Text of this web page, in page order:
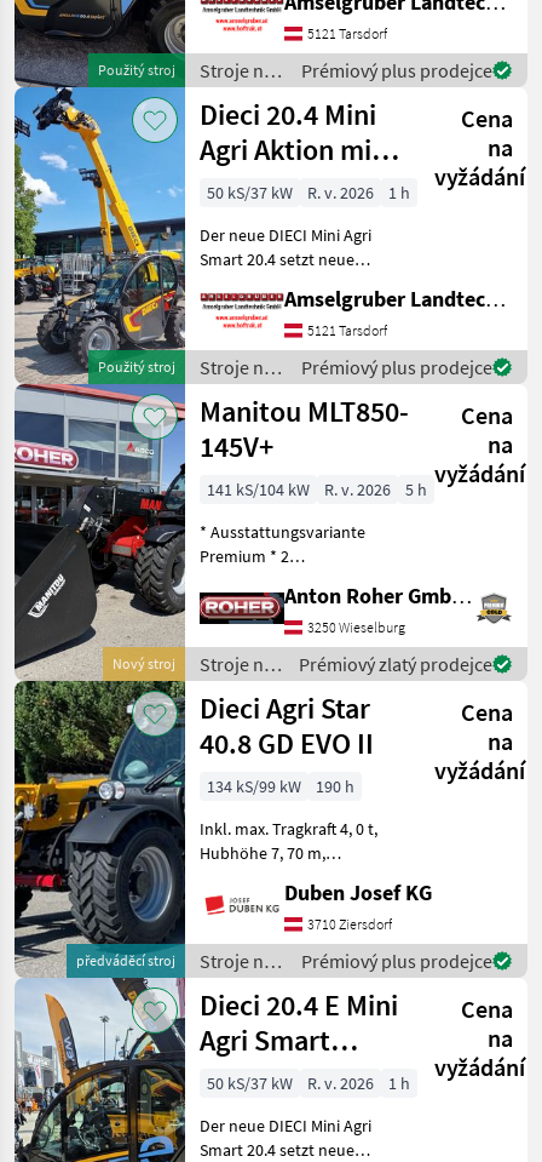
Použitý stroj
Teleskopladermarkt. 100 %
Elektro! -Größte Kabine
(Baugleich vom Modell 26.6
Mini Agri) -Echt
5121 Tarsdorf
Stroje na
stavbu /
Dieci
Prémiový plus prodejce
Použitý stroj
Dieci 20.4 Mini
Agri Aktion mit
Österreichpaket
Cena
na
vyžádání
50 kS/37 kW R. v. 2026
1 h
Der neue DIECI Mini Agri
Smart 20.4 setzt neue
Teleskopladermarkt. Stufe
5 Motor - -Größte Kabine
(Baugleich vom Modell 26.6
Mini Agri) -50
Amselgruber Landtechnik GmbH
5121 Tarsdorf
Stroje na
stavbu /
Dieci
Prémiový plus prodejce
Nový stroj
Manitou MLT850-
145V+
Cena
na
vyžádání
141 kS/104 kW R. v. 2026
5 h
* Ausstattungsvariante
Premium * 2
Schnellwechsler * hydr.
Geräteverriegelung * LED
Arbeitsscheinwerfer *
Klimaanlage mit Heizung *
Luftgefe
Anton Roher GmbH (ACA Center Roher)
3250 Wieselburg
Stroje na
stavbu /
Manitou
Prémiový zlatý prodejce
předváděcí stroj
Dieci Agri Star
40.8 GD EVO II
Cena
na
vyžádání
134 kS/99 kW
190 h
Inkl. max. Tragkraft 4, 0 t,
Hubhöhe 7, 70 m,
4 in 1 mit Flow Sharing und
FNR-Umschaltung, hydr.
Schnellwechselsystem,
Luftfedersitz, 170-l-
Duben Josef KG
3710 Ziersdorf
Stroje na
stavbu /
Dieci
Prémiový plus prodejce
Dieci 20.4 E Mini
Agri Smart
ELEKTRO
Teleskoplader
TOP
Cena
na
vyžádání
50 kS/37 kW R. v. 2026
1 h
Der neue DIECI Mini Agri
Smart 20.4 setzt neue